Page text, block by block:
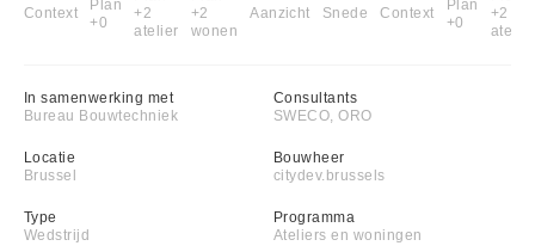
Context
Plan
+0
+2
atelier
+2
wonen
Aanzicht Snede Context
Plan
+0
+2
atelier
In samenwerking met
Bureau Bouwtechniek
Consultants
SWECO, ORO
Locatie
Brussel
Bouwheer
citydev.brussels
Type
Wedstrijd
Programma
Ateliers en woningen